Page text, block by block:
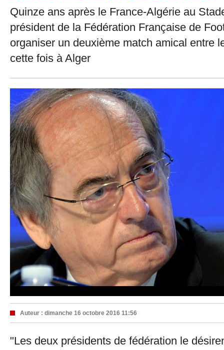
Quinze ans après le France-Algérie au
président de la Fédération Française de
organiser un deuxième match amical entre
cette fois à Alger
Auteur : dimanche 16 octobre 2016 11:56
"Les deux présidents de fédération le